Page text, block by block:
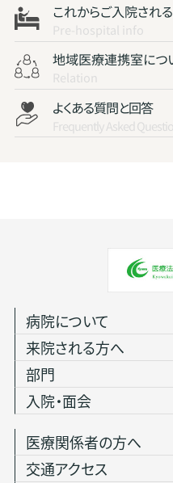
これからご入院され
Pre-hospital info
地域医療連携室につ
Relation
よくある質問と回答
Frequently Asked
病院について
来院される方へ
部門
入院・面会
医療関係者の方へ
交通アクセス